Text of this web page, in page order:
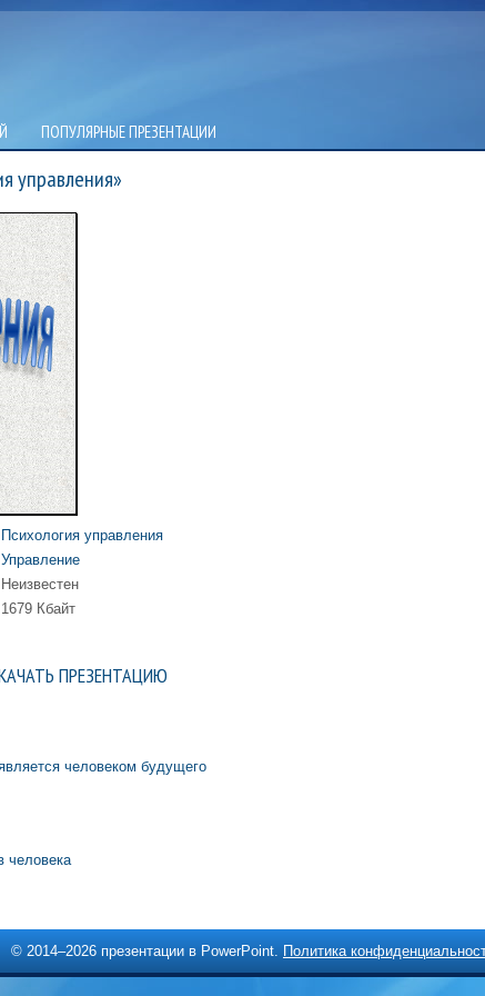
ПОПУЛЯРНЫЕ ПРЕЗЕНТАЦИИ
управления»
Психология управления
Управление
Неизвестен
1679 Кбайт
ПРЕЗЕНТАЦИЮ
человеком будущего
человека
© 2014–2026 презентации в PowerPoint. Политика